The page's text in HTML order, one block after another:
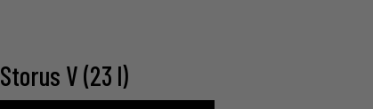
Storus V (23 l)